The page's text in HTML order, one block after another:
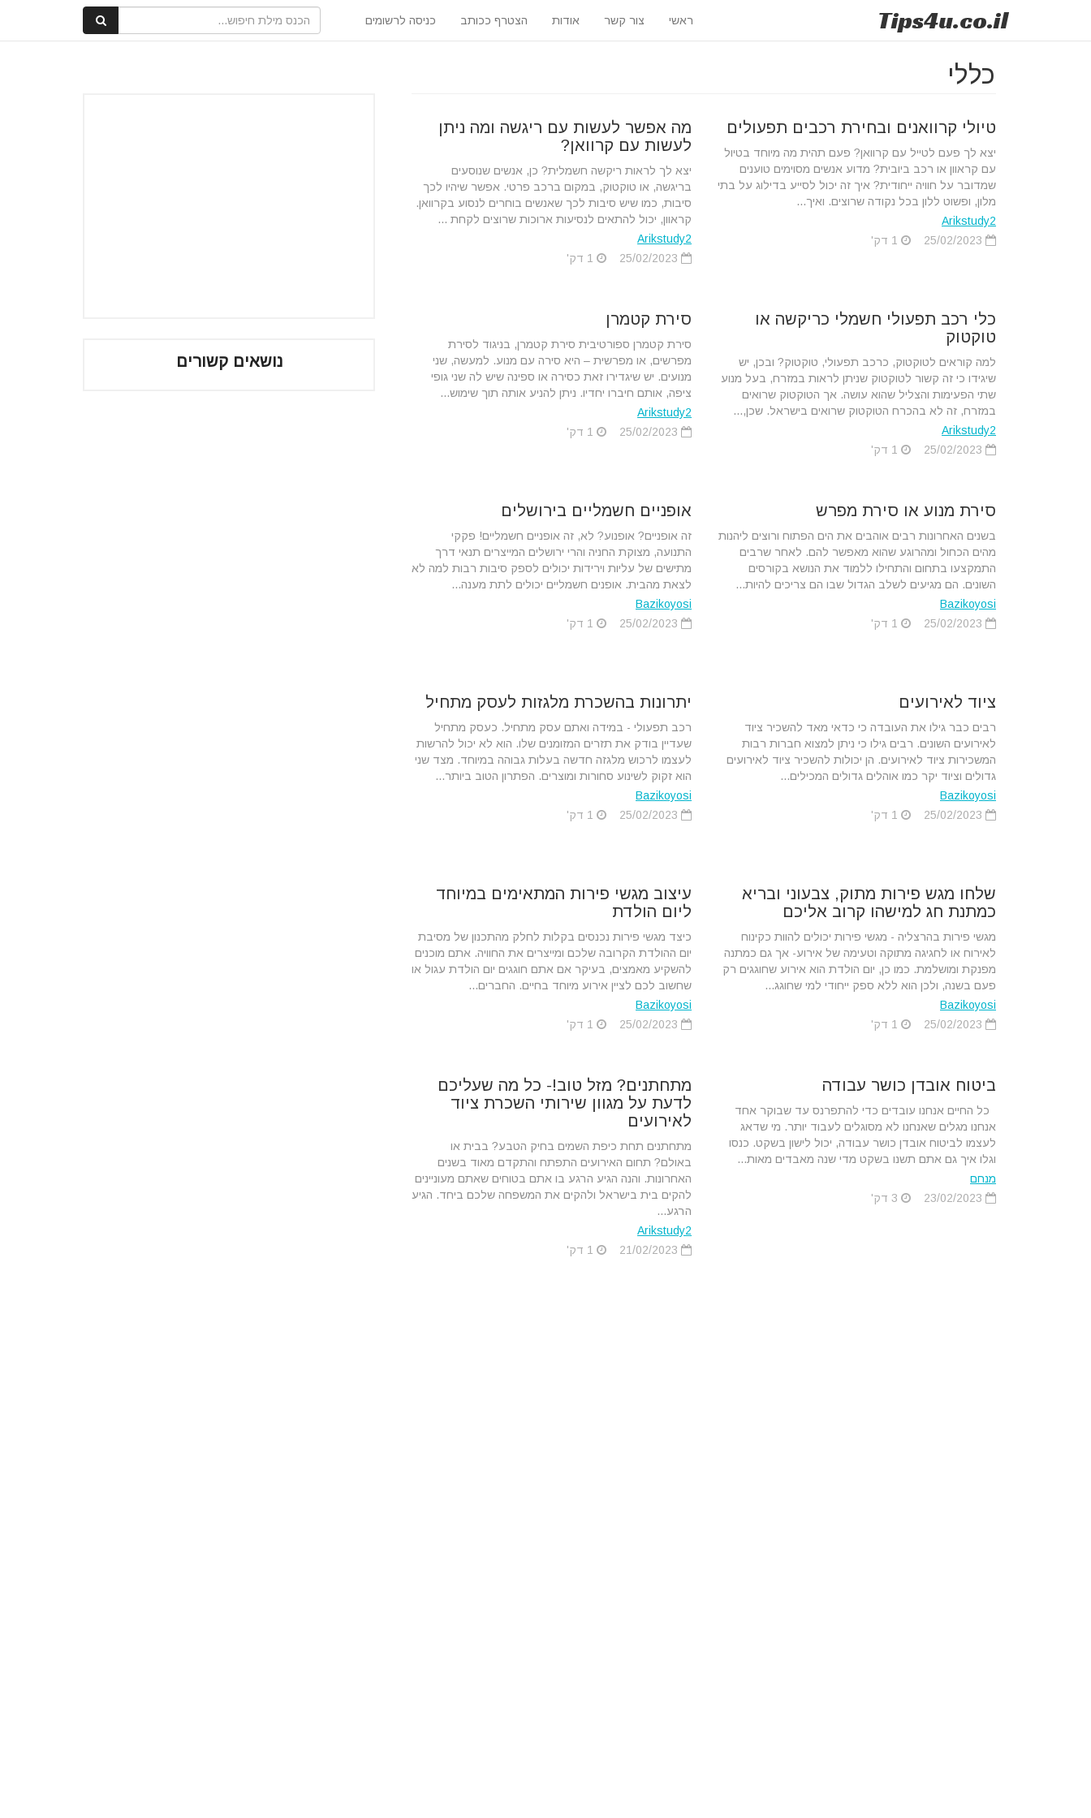
Tips4u.co.il ראשי צור קשר אודות הצטרף ככותב כניסה לרשומים
כללי
טיולי קרוואנים ובחירת רכבים תפעולים
יצא לך פעם לטייל עם קרוואן? פעם תהית מה מיוחד בטיול
עם קראוון או רכב ביובית? מדוע אנשים מסוימים טוענים
שמדובר על חוויה ייחודית? איך זה יכול לסייע בדילוג על בתי
מלון, ופשוט ללון בכל נקודה שרוצים. ואיך...
Arikstudy2
מה אפשר לעשות עם ריגשה ומה ניתן
לעשות עם קרוואן?
יצא לך לראות ריקשה חשמלית? כן, אנשים שנוסעים
בריגשה, או טוקטוק, במקום ברכב פרטי. אפשר שיהיו לכך
סיבות, כמו שיש סיבות לכך שאנשים בוחרים לנסוע בקרוואן.
קראוון, יכול להתאים לנסיעות ארוכות שרוצים לקחת ...
Arikstudy2
כלי רכב תפעולי חשמלי כריקשה או
טוקטוק
למה קוראים לטוקטוק, כרכב תפעולי, טוקטוק? ובכן, יש
שיגידו כי זה קשור לטוקטוק שניתן לראות במזרח, בעל מנוע
שתי הפעימות והצליל שהוא עושה. אך הטוקטוק שרואים
במזרח, זה לא בהכרח הטוקטוק שרואים בישראל. שכן,...
Arikstudy2
סירת קטמרן
סירת קטמרן ספורטיבית סירת קטמרן, בניגוד לסירת
מפרשים, או מפרשית – היא סירה עם מנוע. למעשה, שני
מנועים. יש שיגדירו זאת כסירה או ספינה שיש לה שני גופי
ציפה, אותם חיברו יחדיו. ניתן להניע אותה תוך שימוש...
Arikstudy2
סירת מנוע או סירת מפרש
בשנים האחרונות רבים אוהבים את הים הפתוח ורוצים ליהנות
מהים הכחול ומהרוגע שהוא מאפשר להם. לאחר שרבים
התמקצעו בתחום והתחילו ללמוד את הנושא בקורסים
השונים. הם מגיעים לשלב הגדול שבו הם צריכים להיות...
Bazikoyosi
אופניים חשמליים בירושלים
זה אופניים? אופנוע? לא, זה אופניים חשמליים! פקקי
התנועה, מצוקת החניה והרי ירושלים המייצרים תנאי דרך
מתישים של עליות וירידות יכולים לספק סיבות רבות למה לא
לצאת מהבית. אופנים חשמליים יכולים לתת מענה...
Bazikoyosi
ציוד לאירועים
רבים כבר גילו את העובדה כי כדאי מאד להשכיר ציוד
לאירועים השונים. רבים גילו כי ניתן למצוא חברות רבות
המשכירות ציוד לאירועים. הן יכולות להשכיר ציוד לאירועים
גדולים וציוד יקר כמו אוהלים גדולים המכילים...
Bazikoyosi
יתרונות בהשכרת מלגזות לעסק מתחיל
רכב תפעולי - במידה ואתם עסק מתחיל. כעסק מתחיל
שעדיין בודק את תזרים המזומנים שלו. הוא לא יכול להרשות
לעצמו לרכוש מלגזה חדשה בעלות גבוהה במיוחד. מצד שני
הוא זקוק לשינוע סחורות ומוצרים. הפתרון הטוב ביותר...
Bazikoyosi
שלחו מגש פירות מתוק, צבעוני ובריא
כמתנת חג למישהו קרוב אליכם
מגשי פירות בהרצליה - מגשי פירות יכולים להוות כקינוח
לאירוח או לחגיגה מתוקה וטעימה של אירוע- אך גם כמתנה
מפנקת ומושלמת. כמו כן, יום הולדת הוא אירוע שחוגגים רק
פעם בשנה, ולכן הוא ללא ספק ייחודי למי שחוגג...
Bazikoyosi
עיצוב מגשי פירות המתאימים במיוחד
ליום הולדת
כיצד מגשי פירות נכנסים בקלות לחלק מהתכנון של מסיבת
יום ההולדת הקרובה שלכם ומייצרים את החוויה. אתם מוכנים
להשקיע מאמצים, בעיקר אם אתם חוגגים יום הולדת עגול או
שחשוב לכם לציין אירוע מיוחד בחיים. החברים...
Bazikoyosi
ביטוח אובדן כושר עבודה
כל החיים אנחנו עובדים כדי להתפרנס עד שבוקר אחד
אנחנו מגלים שאנחנו לא מסוגלים לעבוד יותר. מי שדאג
לעצמו לביטוח אובדן כושר עבודה, יכול לישון בשקט. כנסו
וגלו איך גם אתם תשנו בשקט מדי שנה מאבדים מאות...
מנחם
מתחתנים? מזל טוב!- כל מה שעליכם
לדעת על מגוון שירותי השכרת ציוד
לאירועים
מתחתנים תחת כיפת השמים בחיק הטבע? בבית או
באולם? תחום האירועים התפתח והתקדם מאוד בשנים
האחרונות. והנה הגיע הרגע בו אתם בטוחים שאתם מעוניינים
להקים בית בישראל ולהקים את המשפחה שלכם ביחד. הגיע
הרגע...
Arikstudy2
נושאים קשורים